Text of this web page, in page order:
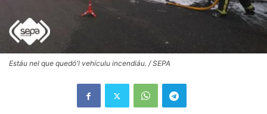
Estáu nel que quedó'l vehículu incendiáu. / SEPA